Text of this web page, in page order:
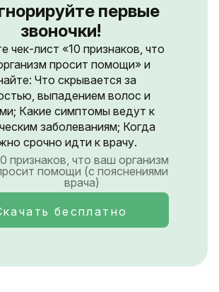
первые
звоночки!
чек-лист «10 признаков, что
просит помощи» и
Что скрывается за
выпадением волос и
Какие симптомы ведут к
заболеваниям; Когда
срочно идти к врачу.
признаков, что ваш организм
помощи (с пояснениями
врача)
бесплатно